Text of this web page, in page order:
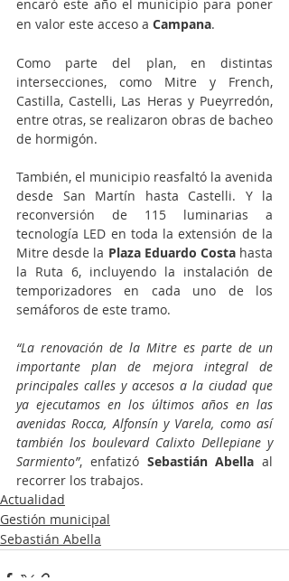
encaró este año el municipio para poner
en valor este acceso a Campana.
Como parte del plan, en distintas
intersecciones, como Mitre y French,
Castilla, Castelli, Las Heras y Pueyrredón,
entre otras, se realizaron obras de bacheo
de hormigón.
También, el municipio reasfaltó la avenida
desde San Martín hasta Castelli. Y la
reconversión de 115 luminarias a
tecnología LED en toda la extensión de la
Mitre desde la Plaza Eduardo Costa hasta
la Ruta 6, incluyendo la instalación de
temporizadores en cada uno de los
semáforos de este tramo.
“La renovación de la Mitre es parte de un
importante plan de mejora integral de
principales calles y accesos a la ciudad que
ya ejecutamos en los últimos años en las
avenidas Rocca, Alfonsín y Varela, como así
también los boulevard Calixto Dellepiane y
Sarmiento”, enfatizó Sebastián Abella al
recorrer los trabajos.
Actualidad
Gestión municipal
Sebastián Abella